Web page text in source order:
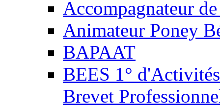
Accompagnateur
Animateur Poney
BAPAAT
BEES 1°
Brevet